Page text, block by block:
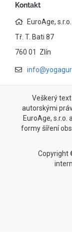
Kontakt
EuroAge, s.r.o.
Tř. T. Bati 87
760 01 Zlín
Veškerý
autorskými
EuroAge, s.r.o.
formy šíření
Copyright